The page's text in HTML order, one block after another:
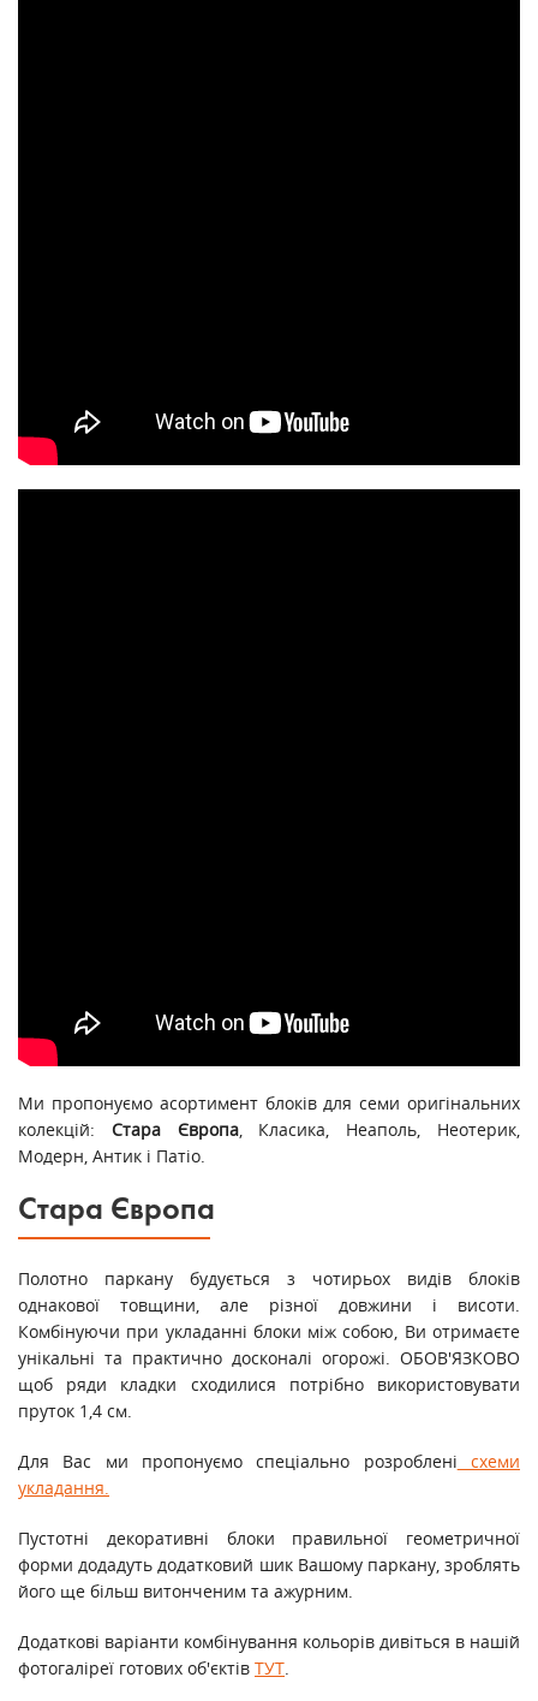
Ми пропонуємо асортимент блоків для семи оригінальних
колекцій: Стара Європа, Класика, Неаполь, Неотерик,
Модерн, Антик і Патіо.
Стара Європа
Полотно паркану будується з чотирьох видів блоків
однакової товщини, але різної довжини і висоти.
Комбінуючи при укладанні блоки між собою, Ви отримаєте
унікальні та практично досконалі огорожі. ОБОВ'ЯЗКОВО
щоб ряди кладки сходилися потрібно використовувати
пруток 1,4 см.
Для Вас ми пропонуємо спеціально розроблені схеми
укладання.
Пустотні декоративні блоки правильної геометричної
форми додадуть додатковий шик Вашому паркану, зроблять
його ще більш витонченим та ажурним.
Додаткові варіанти комбінування кольорів дивіться в нашій
фотогаліреї готових об'єктів ТУТ.